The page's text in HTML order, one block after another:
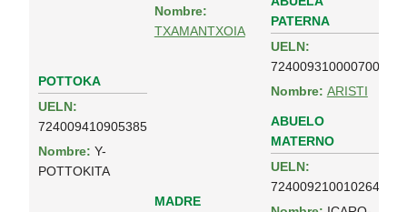
POTTOKA
UELN:
724009410905385
Nombre: Y-
POTTOKITA
Nombre:
TXAMANTXOIA
PATERNA
UELN:
724009310000700
Nombre: ARISTI
MADRE
ABUELO
MATERNO
UELN:
724009210010264